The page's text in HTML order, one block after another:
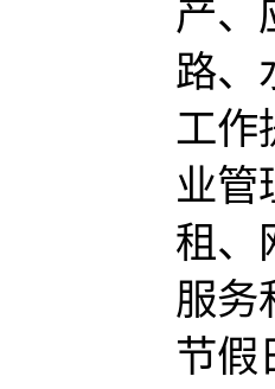
产、
路、
工作
业管
租、
服务
节假